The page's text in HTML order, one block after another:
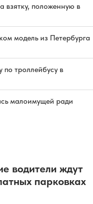
взятку, положенную в
модель из Петербурга
по троллейбусу в
малоимущей ради
водители ждут
парковках